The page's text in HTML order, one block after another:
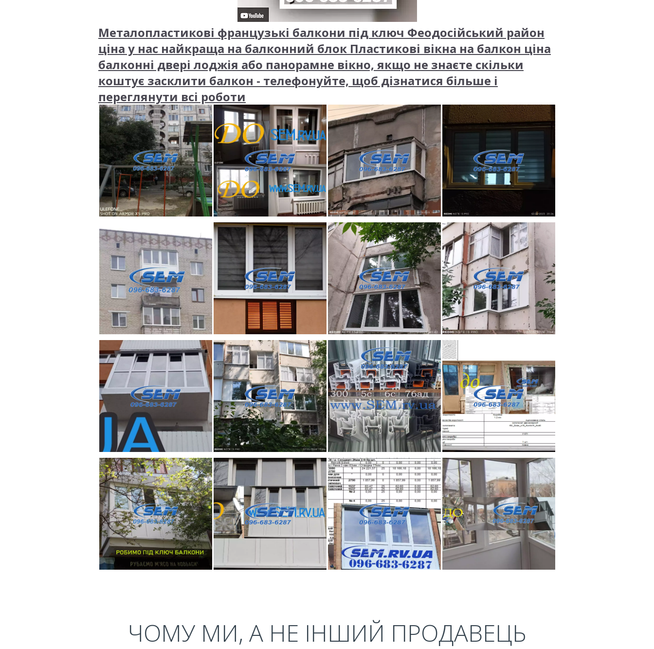
Металопластикові французькі балкони під ключ Феодосійський район
ціна у нас найкраща на балконний блок Пластикові вікна на балкон ціна
балконні двері лоджія або панорамне вікно, якщо не знаєте скільки
коштує засклити балкон - телефонуйте, щоб дізнатися більше і
переглянути всі роботи
ЧОМУ МИ, А НЕ ІНШИЙ ПРОДАВЕЦЬ